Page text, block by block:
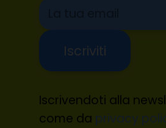
Iscrivendoti alla
come da privacy